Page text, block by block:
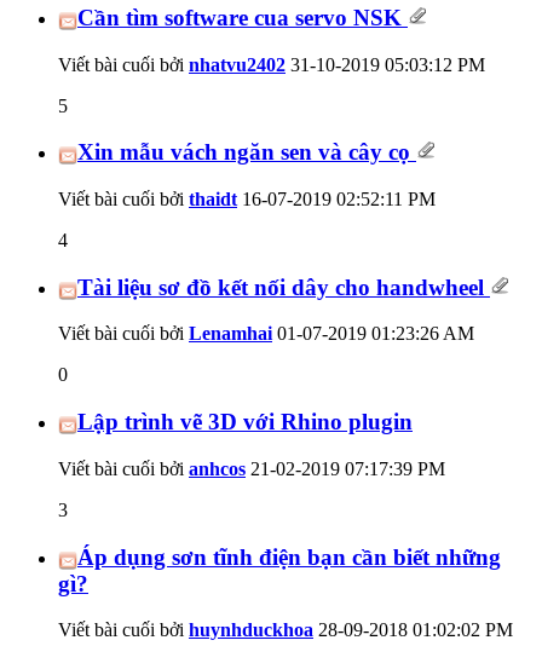
Cần tìm software cua servo NSK
Viết bài cuối bởi nhatvu2402 31-10-2019 05:03:12 PM
5
Xin mẫu vách ngăn sen và cây cọ
Viết bài cuối bởi thaidt 16-07-2019 02:52:11 PM
4
Tài liệu sơ đồ kết nối dây cho handwheel
Viết bài cuối bởi Lenamhai01-07-2019 01:23:26 AM
0
Lập trình vẽ 3D với Rhino plugin
Viết bài cuối bởi anhcos 21-02-2019 07:17:39 PM
3
Áp dụng sơn tĩnh điện bạn cần biết những
gì?
Viết bài cuối bởi huynhduckhoa 28-09-2018 01:02:02 PM